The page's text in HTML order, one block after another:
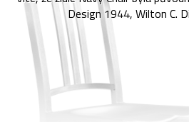
Design 1944, Wilton C.